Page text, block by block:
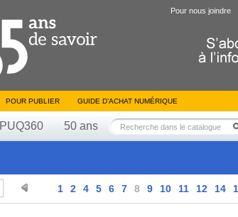
Pour nous joindre
POUR PUBLIER GUIDE D’ACHAT NUMÉRIQUE
PUQ360 50 ans
1 2 4 5 6 7 8 9 10 11 12 14